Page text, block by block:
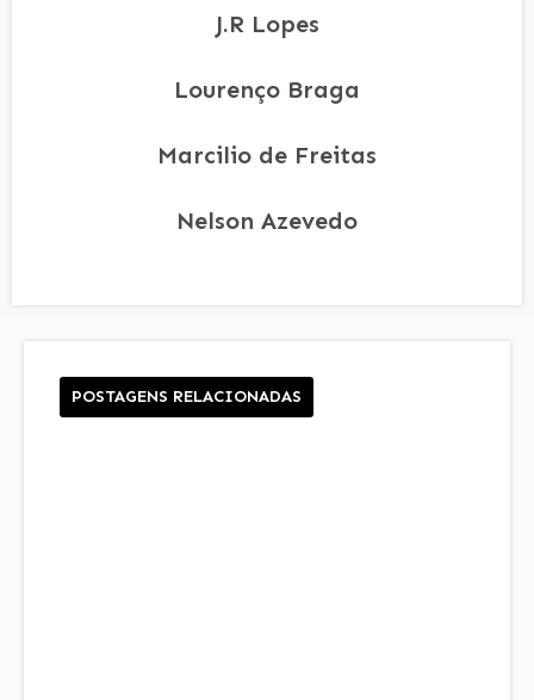
J.R Lopes
Lourenço Braga
Marcilio de Freitas
Nelson Azevedo
POSTAGENS RELACIONADAS